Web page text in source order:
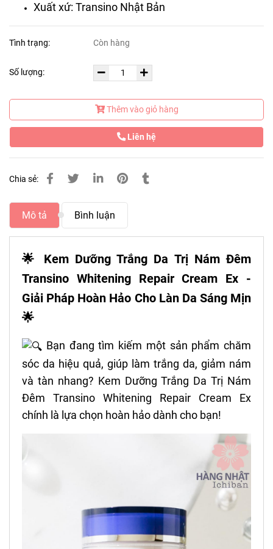
Xuất xứ: Transino Nhật Bản
Tình trạng: Còn hàng
Số lượng:
Thêm vào giỏ hàng
Liên hệ
Chia sẻ:
Mô tả Bình luận
🌟 Kem Dưỡng Trắng Da Trị Nám Đêm
Transino Whitening Repair Cream Ex -
Giải Pháp Hoàn Hảo Cho Làn Da Sáng Mịn
🌟
Bạn đang tìm kiếm một sản phẩm chăm
sóc da hiệu quả, giúp làm trắng da, giảm nám
và tàn nhang? Kem Dưỡng Trắng Da Trị Nám
Đêm Transino Whitening Repair Cream Ex
chính là lựa chọn hoàn hảo dành cho bạn!